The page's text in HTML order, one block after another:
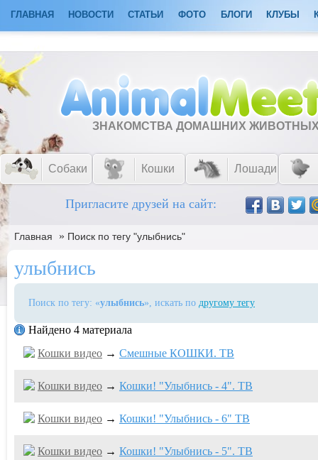
ГЛАВНАЯ НОВОСТИ СТАТЬИ ФОТО БЛОГИ КЛУБЫ
ЗНАКОМСТВА ДОМАШНИХ
Собаки Кошки Лошади
Пригласите друзей на сайт:
Главная » Поиск по тегу "улыбнись"
улыбнись
Поиск по тегу: «улыбнись», искать по другому тегу
Найдено 4 материала
Кошки видео → Смешные КОШКИ. ТВ
Кошки видео → Кошки! "Улыбнись - 4". ТВ
Кошки видео → Кошки! "Улыбнись - 6" ТВ
Кошки видео → Кошки! "Улыбнись - 5". ТВ